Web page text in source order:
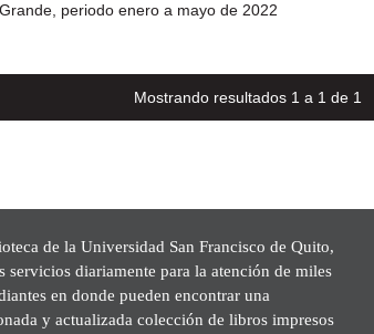
periodo enero a mayo de 2022
Mostrando resultados 1 a 1 de 1
de la Universidad San Francisco de Quito,
servicios diariamente para la atención de miles
en donde pueden encontrar una
y actualizada colección de libros impresos